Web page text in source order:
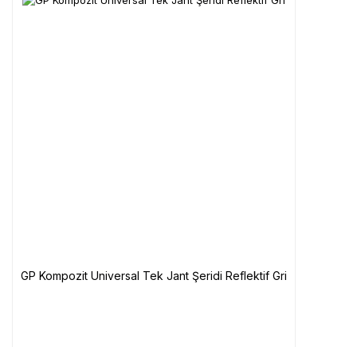
GP Kompozit Universal Tek Jant Şeridi Reflektif Gri